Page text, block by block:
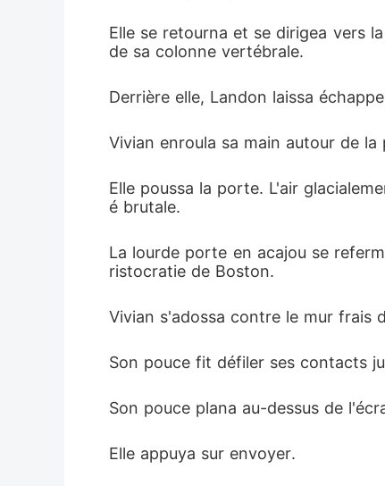
Elle se retourna et se dirigea vers
de sa colonne vertébrale.
Derrière elle, Landon laissa
Vivian enroula sa main autour de
Elle poussa la porte. L'air
é brutale.
La lourde porte en acajou se
ristocratie de Boston.
Vivian s'adossa contre le mur frais
Son pouce fit défiler ses contacts
Son pouce plana au-dessus de
Elle appuya sur envoyer.